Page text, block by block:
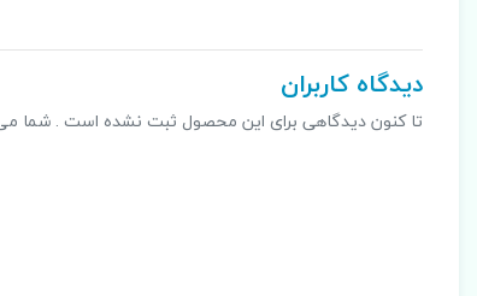
دیدگاه کاربران
تا کنون دیدگاهی برای این محصول ثبت نشده است . شما می